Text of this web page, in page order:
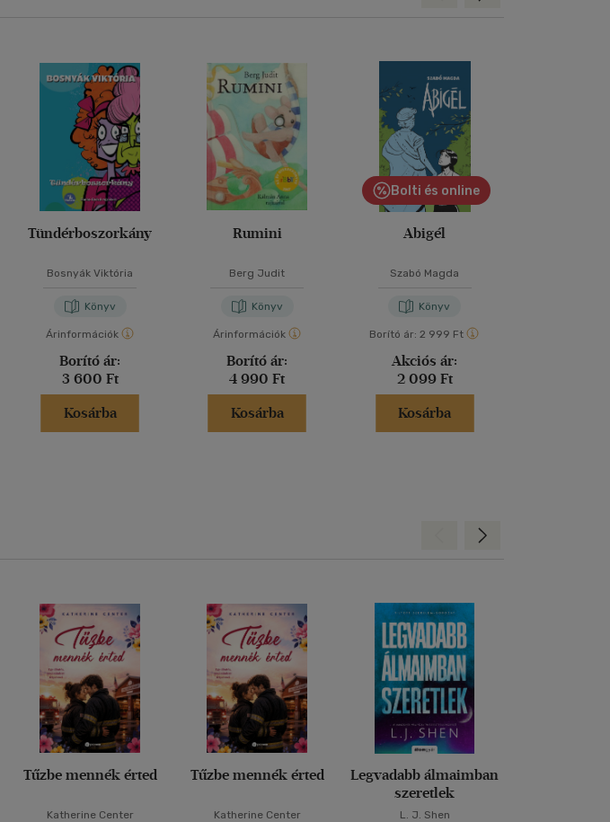
Tündérboszorkány
Bosnyák Viktória
Könyv
Árinformációk
Borító ár:
3 600 Ft
Kosárba
Rumini
Berg Judit
Könyv
Árinformációk
Borító ár:
4 990 Ft
Kosárba
Bolti és online
Abigél
Szabó Magda
Könyv
Borító ár: 2 999 Ft
Akciós ár:
2 099 Ft
Kosárba
Tűzbe mennék érted
Katherine Center
Tűzbe mennék érted
Katherine Center
Legvadabb álmaimban
szeretlek
L. J. Shen
Előre